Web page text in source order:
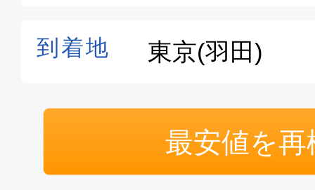
福岡
18:40
普通席
福岡
東京(
最安値を再